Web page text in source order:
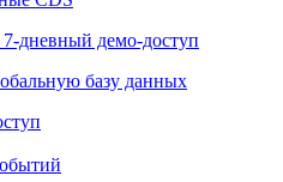
свопы
CDS
7-дневный
базу данных